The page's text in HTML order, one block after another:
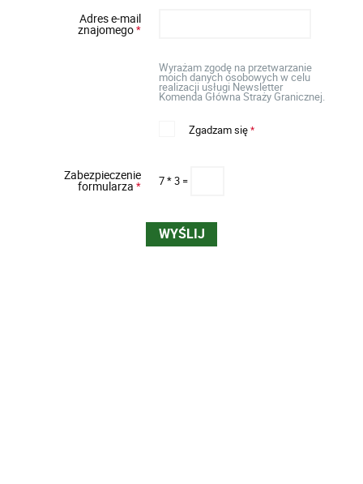
Adres e-mail
znajomego*
Wyrażam zgodę na przetwarzanie
moich danych osobowych w celu
realizacji usługi Newsletter
Komenda Główna Straży Granicznej.
Zgadzam się*
Zabezpieczenie
formularza* 7 * 3 =